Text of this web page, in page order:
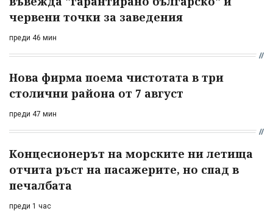
червени точки за заведения
преди 46 мин
Нова фирма поема чистотата в три
столични района от 7 август
преди 47 мин
Концесионерът на морските ни летища
отчита ръст на пасажерите, но спад в
печалбата
преди 1 час